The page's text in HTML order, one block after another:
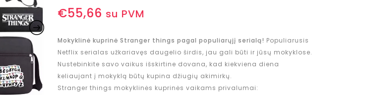
€55,66 su PVM
Mokyklinė kuprinė Stranger things pagal populiarųjį serialą! Populiarusis
Netflix serialas užkariavęs daugelio širdis, jau gali būti ir jūsų mokyklose.
Nustebinkite savo vaikus išskirtine dovana, kad kiekviena diena
keliaujant į mokyklą būtų kupina džiugių akimirkų.
Stranger things mokyklinės kuprinės vaikams privalumai: